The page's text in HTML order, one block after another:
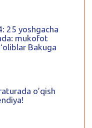
25 yoshgacha
mukofot
Bakuga
o’qish